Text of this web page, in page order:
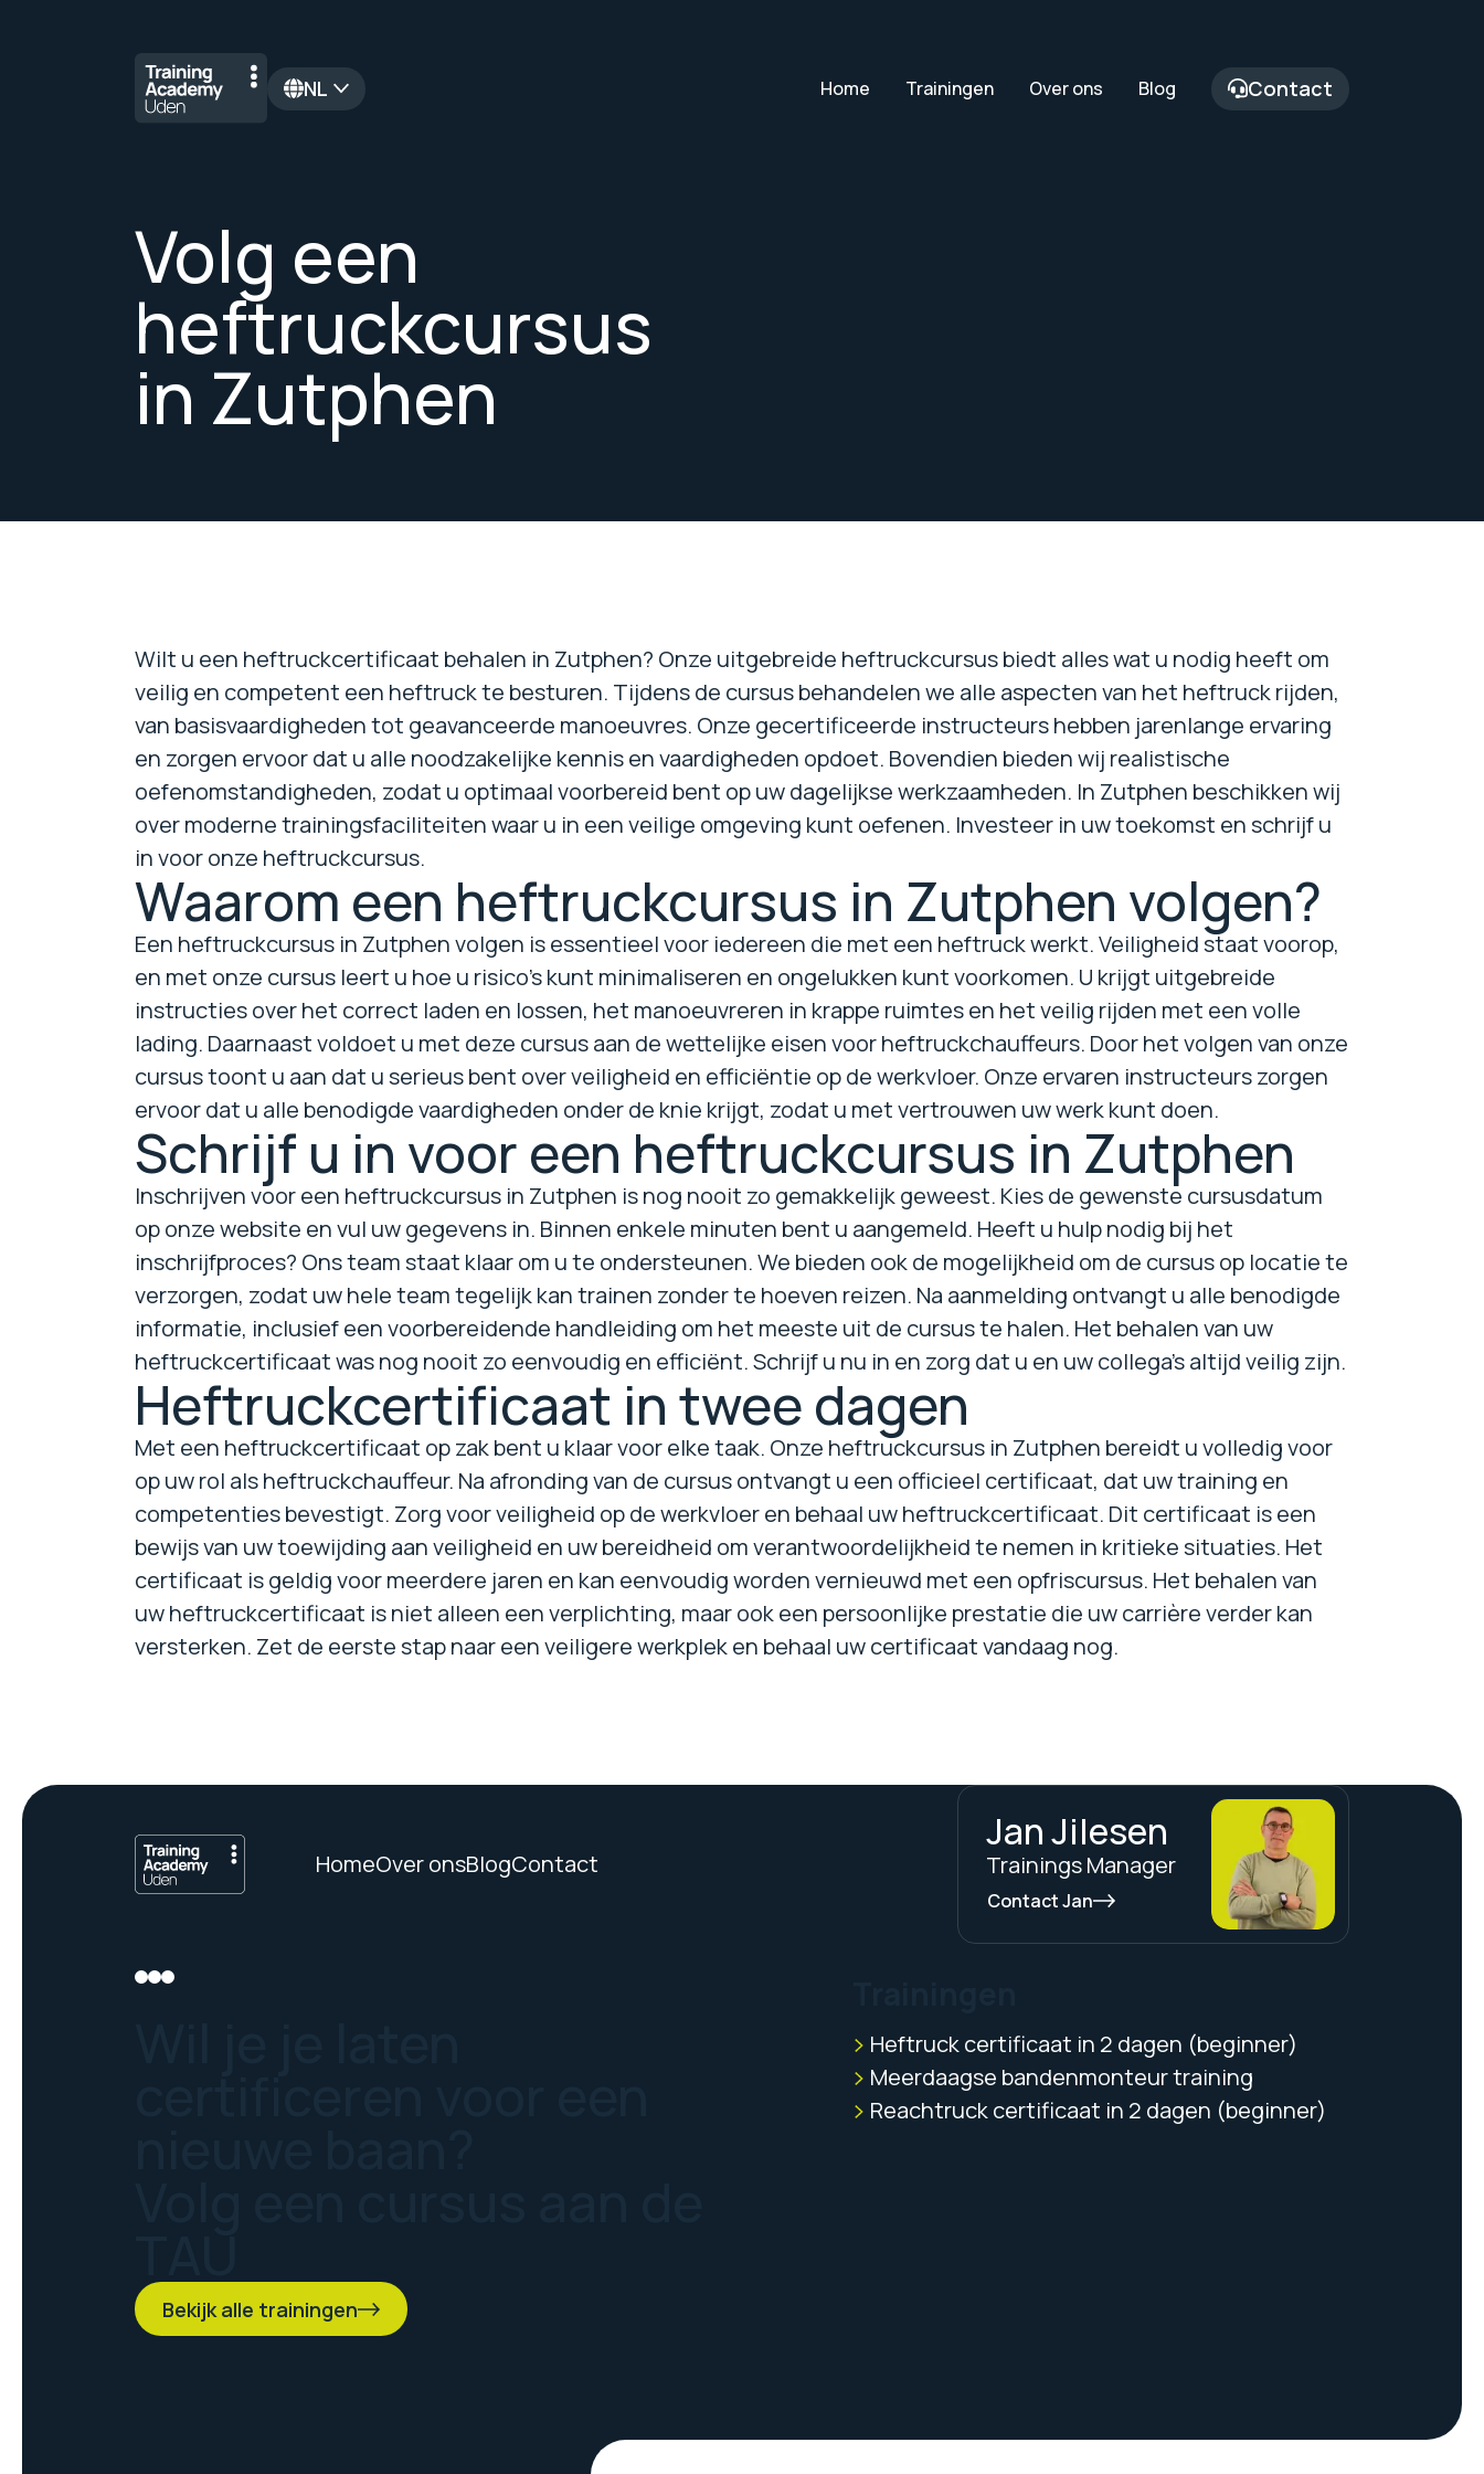
NL Home Trainingen Over ons Blog Contact
Volg een
heftruckcursus
in Zutphen
Wilt u een heftruckcertificaat behalen in Zutphen? Onze uitgebreide heftruckcursus biedt alles wat u nodig heeft om
veilig en competent een heftruck te besturen. Tijdens de cursus behandelen we alle aspecten van het heftruck rijden,
van basisvaardigheden tot geavanceerde manoeuvres. Onze gecertificeerde instructeurs hebben jarenlange ervaring
en zorgen ervoor dat u alle noodzakelijke kennis en vaardigheden opdoet. Bovendien bieden wij realistische
oefenomstandigheden, zodat u optimaal voorbereid bent op uw dagelijkse werkzaamheden. In Zutphen beschikken wij
over moderne trainingsfaciliteiten waar u in een veilige omgeving kunt oefenen. Investeer in uw toekomst en schrijf u
in voor onze heftruckcursus.
Waarom een heftruckcursus in Zutphen volgen?
Een heftruckcursus in Zutphen volgen is essentieel voor iedereen die met een heftruck werkt. Veiligheid staat voorop,
en met onze cursus leert u hoe u risico's kunt minimaliseren en ongelukken kunt voorkomen. U krijgt uitgebreide
instructies over het correct laden en lossen, het manoeuvreren in krappe ruimtes en het veilig rijden met een volle
lading. Daarnaast voldoet u met deze cursus aan de wettelijke eisen voor heftruckchauffeurs. Door het volgen van onze
cursus toont u aan dat u serieus bent over veiligheid en efficiëntie op de werkvloer. Onze ervaren instructeurs zorgen
ervoor dat u alle benodigde vaardigheden onder de knie krijgt, zodat u met vertrouwen uw werk kunt doen.
Schrijf u in voor een heftruckcursus in Zutphen
Inschrijven voor een heftruckcursus in Zutphen is nog nooit zo gemakkelijk geweest. Kies de gewenste cursusdatum
op onze website en vul uw gegevens in. Binnen enkele minuten bent u aangemeld. Heeft u hulp nodig bij het
inschrijfproces? Ons team staat klaar om u te ondersteunen. We bieden ook de mogelijkheid om de cursus op locatie te
verzorgen, zodat uw hele team tegelijk kan trainen zonder te hoeven reizen. Na aanmelding ontvangt u alle benodigde
informatie, inclusief een voorbereidende handleiding om het meeste uit de cursus te halen. Het behalen van uw
heftruckcertificaat was nog nooit zo eenvoudig en efficiënt. Schrijf u nu in en zorg dat u en uw collega's altijd veilig zijn.
Heftruckcertificaat in twee dagen
Met een heftruckcertificaat op zak bent u klaar voor elke taak. Onze heftruckcursus in Zutphen bereidt u volledig voor
op uw rol als heftruckchauffeur. Na afronding van de cursus ontvangt u een officieel certificaat, dat uw training en
competenties bevestigt. Zorg voor veiligheid op de werkvloer en behaal uw heftruckcertificaat. Dit certificaat is een
bewijs van uw toewijding aan veiligheid en uw bereidheid om verantwoordelijkheid te nemen in kritieke situaties. Het
certificaat is geldig voor meerdere jaren en kan eenvoudig worden vernieuwd met een opfriscursus. Het behalen van
uw heftruckcertificaat is niet alleen een verplichting, maar ook een persoonlijke prestatie die uw carrière verder kan
versterken. Zet de eerste stap naar een veiligere werkplek en behaal uw certificaat vandaag nog.
HomeOver onsBlogContact
Jan Jilesen
Trainings Manager
Contact Jan
Bekijk alle trainingen
Heftruck certificaat in 2 dagen (beginner)
Meerdaagse bandenmonteur training
Reachtruck certificaat in 2 dagen (beginner)